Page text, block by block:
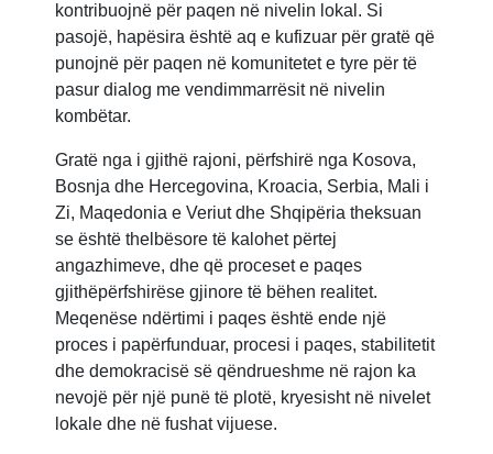
kontribuojnë për paqen në nivelin lokal. Si
pasojë, hapësira është aq e kufizuar për gratë që
punojnë për paqen në komunitetet e tyre për të
pasur dialog me vendimmarrësit në nivelin
kombëtar.
Gratë nga i gjithë rajoni, përfshirë nga Kosova,
Bosnja dhe Hercegovina, Kroacia, Serbia, Mali i
Zi, Maqedonia e Veriut dhe Shqipëria theksuan
se është thelbësore të kalohet përtej
angazhimeve, dhe që proceset e paqes
gjithëpërfshirëse gjinore të bëhen realitet.
Meqenëse ndërtimi i paqes është ende një
proces i papërfunduar, procesi i paqes, stabilitetit
dhe demokracisë së qëndrueshme në rajon ka
nevojë për një punë të plotë, kryesisht në nivelet
lokale dhe në fushat vijuese.